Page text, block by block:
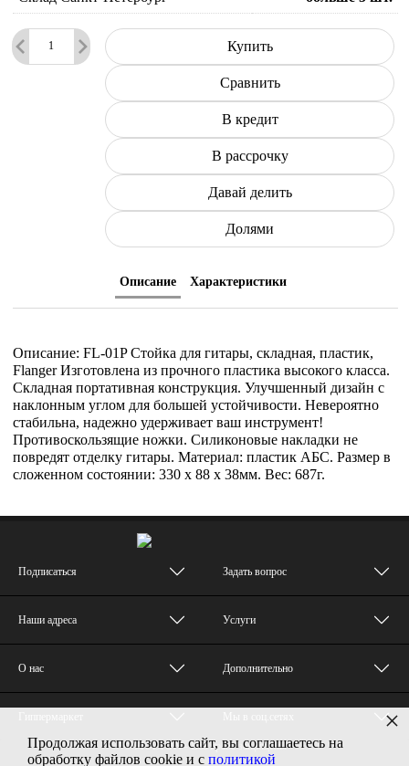
Купить
Сравнить
В кредит
В рассрочку
Давай делить
Долями
Описание Характеристики
Описание: FL-01P Стойка для гитары, складная, пластик,
Flanger Изготовлена из прочного пластика высокого класса.
Складная портативная конструкция. Улучшенный дизайн с
наклонным углом для большей устойчивости. Невероятно
стабильна, надежно удерживает ваш инструмент!
Противоскользящие ножки. Силиконовые накладки не
повредят отделку гитары. Материал: пластик АБС. Размер в
сложенном состоянии: 330 х 88 х 38мм. Вес: 687г.
Подписаться
Наши адреса
О нас
Задать вопрос
Услуги
Дополнительно
© MUZTON - Все права защищены
Продолжая использовать сайт, вы соглашаетесь на
обработку файлов cookie и с политикой
×